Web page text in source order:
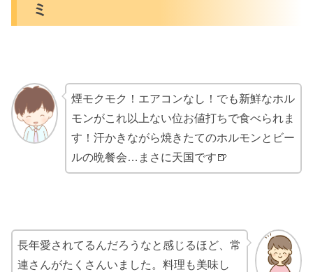
ミ
煙モクモク！エアコンなし！でも新鮮なホル
モンがこれ以上ない位お値打ちで食べられま
す！汗かきながら焼きたてのホルモンとビー
ルの晩餐会…まさに天国です🍺
長年愛されてるんだろうなと感じるほど、常
連さんがたくさんいました。料理も美味し